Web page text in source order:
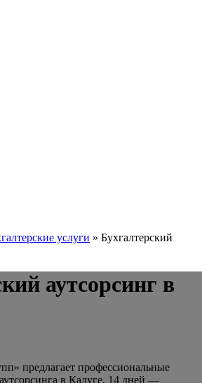
услуги » Бухгалтерский
аутсорсинг в
предлагает профессиональные
в Калуге, 14 дней —